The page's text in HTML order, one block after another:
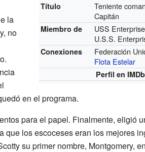
Título
Teniente
Capitán
Miembro de
USS
U.S.S.
Conexiones
Federación
Flota Estelar
Perfil en IMDb
la
no
en el programa.
para el papel. Finalmente, eligió
que los escoceses eran los mejores
su primer nombre, Montgomery,